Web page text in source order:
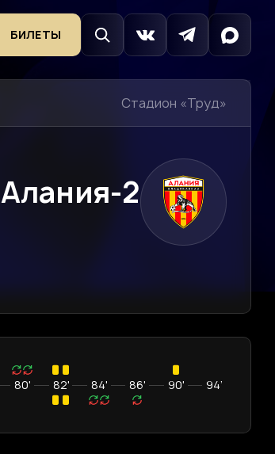
БИЛЕТЫ
Стадион «Труд»
Алания-2
80' 82' 84' 86' 90' 94’